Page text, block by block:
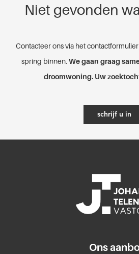
Niet gevonden
Contacteer ons via het
spring binnen. We gaan graag
droomwoning. Uw
schrijf u in
Ons